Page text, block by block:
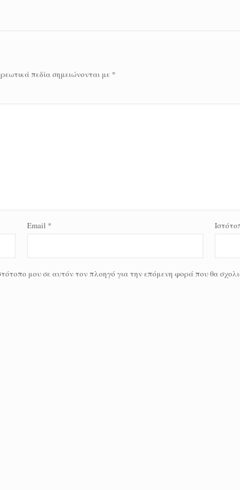
πεδία σημειώνονται με *
Email *
μου σε αυτόν τον πλοηγό για την επόμενη φορά που θα